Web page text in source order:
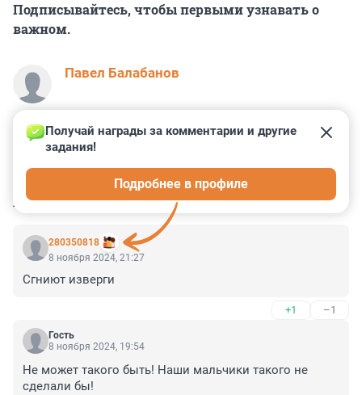
Подписывайтесь, чтобы первыми узнавать о
важном.
Павел Балабанов
КОММЕНТАРИИ 62
280350818
Получай награды за комментарии и другие
задания!
Подробнее в профиле
8 ноября 2024, 21:27
Сгниют изверги
+1 –1
Гость
8 ноября 2024, 19:54
Не может такого быть! Наши мальчики такого не
сделали бы!